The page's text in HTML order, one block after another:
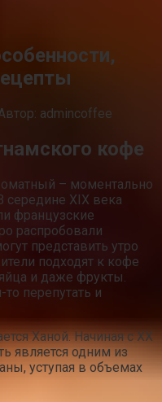
admincoffee
кофе
– моментально
середине XIX века
французские
распробовали
представить утро
подходят к кофе
и даже фрукты.
перепутать и
Ханой. Начиная с XX
является одним из
уступая в объемах